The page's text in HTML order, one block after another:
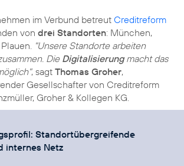
im Verbund betreutCreditreform
von drei Standorten: München,
"Unsere Standorte arbeiten
Die Digitalisierungmacht das
, sagt Thomas Groher,
Gesellschafter von Creditreform
Groher & Kollegen KG.
Standortübergreifende
internes Netz